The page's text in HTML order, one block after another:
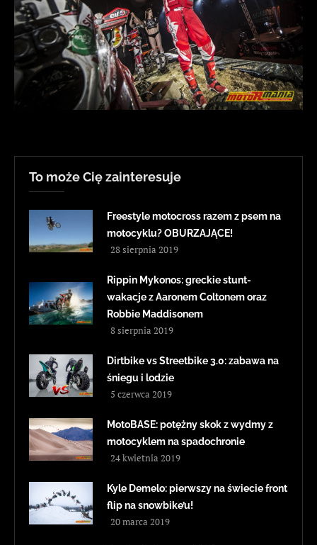
To może Cię zainteresuje
Freestyle motocross razem z psem na
motocyklu? OBURZAJĄCE!
28 sierpnia 2019
Rippin Mykonos: greckie stunt-
wakacje z Aaronem Coltonem oraz
Robbie Maddisonem
8 sierpnia 2019
Dirtbike vs Streetbike 3.0: zabawa na
śniegu i lodzie
5 czerwca 2019
MotoBASE: potężny skok z wydmy z
motocyklem na spadochronie
24 kwietnia 2019
Kyle Demelo: pierwszy na świecie front
flip na snowbike’u!
20 marca 2019